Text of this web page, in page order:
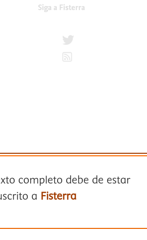
Siga a Fisterra
Síguenos en Twitter
Suscríbete para recibir
completo debe de estar
a Fisterra